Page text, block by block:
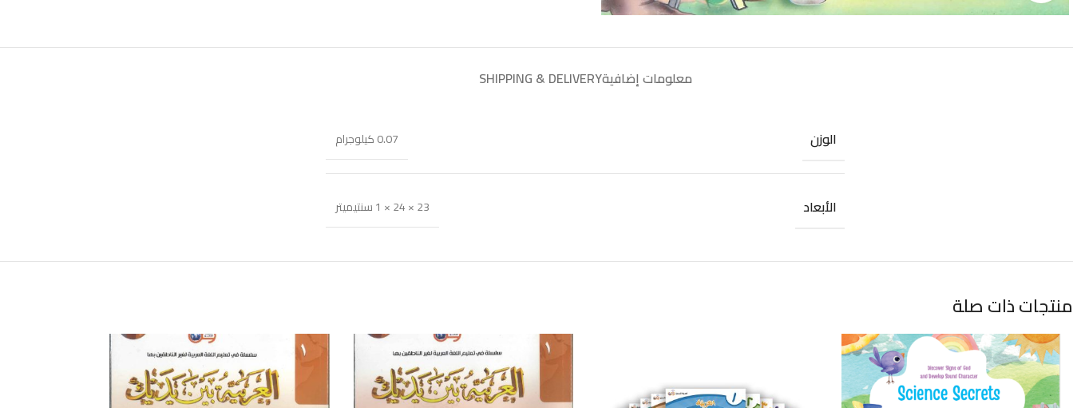
معلومات إضافيةSHIPPING & DELIVERY
الوزن 0.07 كيلوجرام
الأبعاد 23 × 24 × 1 سنتيميتر
منتجات ذات صلة